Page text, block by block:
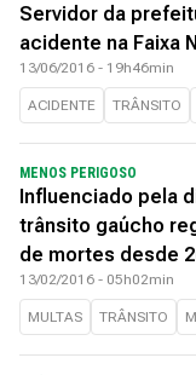
Servidor da
acidente na Faixa
13/06/2016 - 19h46min
ACIDENTE TRÂNSITO
MENOS PERIGOSO
Influenciado pela
trânsito gaúcho
de mortes desde
13/02/2016 - 05h02min
MULTAS TRÂNSITO